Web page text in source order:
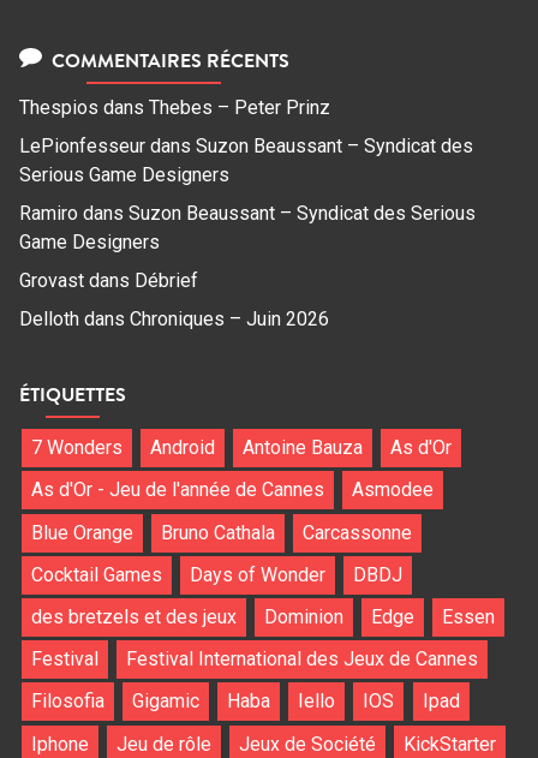
COMMENTAIRES RÉCENTS
Thespios dans Thebes – Peter Prinz
LePionfesseur dans Suzon Beaussant – Syndicat des
Serious Game Designers
Ramiro dans Suzon Beaussant – Syndicat des Serious
Game Designers
Grovast dans Débrief
Delloth dans Chroniques – Juin 2026
ÉTIQUETTES
7 Wonders Android Antoine Bauza
As d'Or
As d'Or - Jeu de l'année de Cannes
Asmodee
Blue Orange
Bruno Cathala
Carcassonne
Cocktail Games
Days of Wonder
DBDJ
des bretzels et des jeux
Dominion Edge
Essen
Festival
Festival International des Jeux de Cannes
Filosofia
Gigamic Haba Iello IOS
Ipad
Iphone
Jeu de rôle Jeux de Société KickStarter